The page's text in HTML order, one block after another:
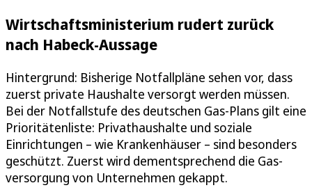
Wirtschaftsministerium rudert zurück
nach Habeck-Aussage
Hintergrund: Bisherige Notfallpläne sehen vor, dass
zuerst private Haushalte versorgt werden müssen.
Bei der Notfallstufe des deutschen Gas-Plans gilt eine
Prioritätenliste: Privathaushalte und soziale
Einrichtungen – wie Krankenhäuser – sind besonders
geschützt. Zuerst wird dementsprechend die Gas­
versorgung von Unternehmen gekappt.